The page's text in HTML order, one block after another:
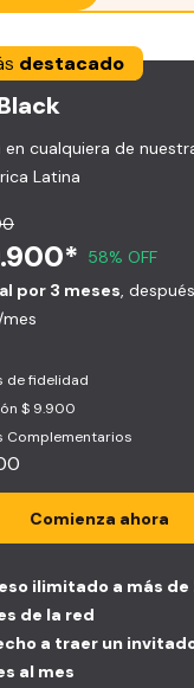
destacado
en cualquiera de
Latina
58% OFF
por 3 meses,
mes
de fidelidad
$ 9.900
Complementarios
Comienza ahora
ilimitado a más
de la red
a traer un
al mes